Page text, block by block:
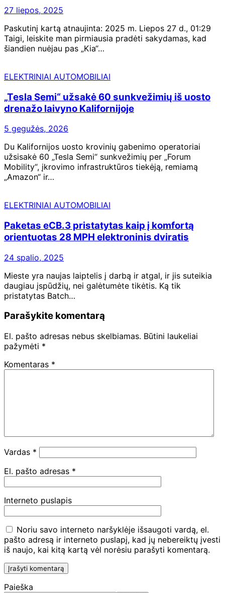
27 liepos, 2025
Paskutinį kartą atnaujinta: 2025 m. Liepos 27 d., 01:29
Taigi, leiskite man pirmiausia pradėti sakydamas, kad
šiandien nuėjau pas „Kia“…
ELEKTRINIAI AUTOMOBILIAI
„Tesla Semi“ užsakė 60 sunkvežimių iš uosto
drenažo laivyno Kalifornijoje
5 gegužės, 2026
Du Kalifornijos uosto krovinių gabenimo operatoriai
užsisakė 60 „Tesla Semi“ sunkvežimių per „Forum
Mobility“, įkrovimo infrastruktūros tiekėją, remiamą
„Amazon“ ir…
ELEKTRINIAI AUTOMOBILIAI
Paketas eCB.3 pristatytas kaip į komfortą
orientuotas 28 MPH elektroninis dviratis
24 spalio, 2025
Mieste yra naujas laiptelis į darbą ir atgal, ir jis suteikia
daugiau įspūdžių, nei galėtumėte tikėtis. Ką tik
pristatytas Batch…
Parašykite komentarą
El. pašto adresas nebus skelbiamas. Būtini laukeliai
pažymėti *
Komentaras *
Vardas *
El. pašto adresas *
Interneto puslapis
Noriu savo interneto naršyklėje išsaugoti vardą, el.
pašto adresą ir interneto puslapį, kad jų nebereiktų įvesti
iš naujo, kai kitą kartą vėl norėsiu parašyti komentarą.
Paieška